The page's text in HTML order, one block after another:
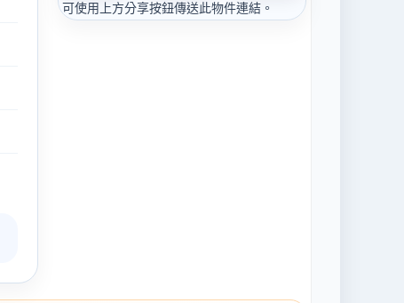
可使用上方分享按鈕傳送此物件連結。